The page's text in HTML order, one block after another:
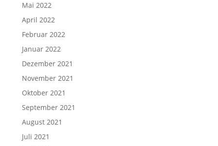
Mai 2022
April 2022
Februar 2022
Januar 2022
Dezember 2021
November 2021
Oktober 2021
September 2021
August 2021
Juli 2021